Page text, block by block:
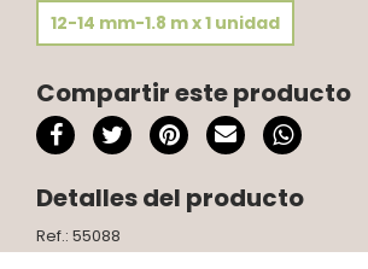
12-14 mm-1.8 m x 1 unidad
Compartir este producto
Detalles del producto
Ref.: 55088